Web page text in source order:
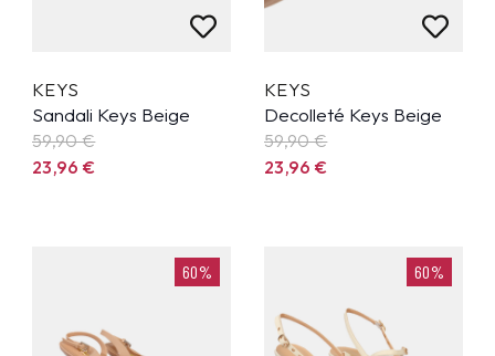
KEYS
Sandali Keys Beige
59,90€
23,96€
KEYS
Decolleté Keys Beige
59,90€
23,96€
60% 60%